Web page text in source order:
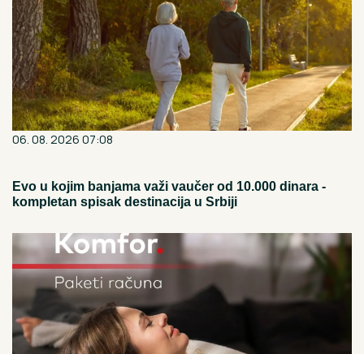
06. 08. 2026 07:08
Evo u kojim banjama važi vaučer od 10.000 dinara -
kompletan spisak destinacija u Srbiji